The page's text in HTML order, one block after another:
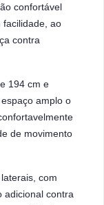
confortável
facilidade, ao
contra
194 cm e
amplo o
de movimento
com
adicional contra